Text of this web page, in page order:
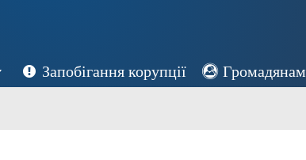
Запобігання корупції Громадянам